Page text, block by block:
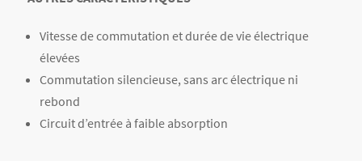
Vitesse de commutation et durée de vie électrique
élevées
Commutation silencieuse, sans arc électrique ni
rebond
Circuit d’entrée à faible absorption